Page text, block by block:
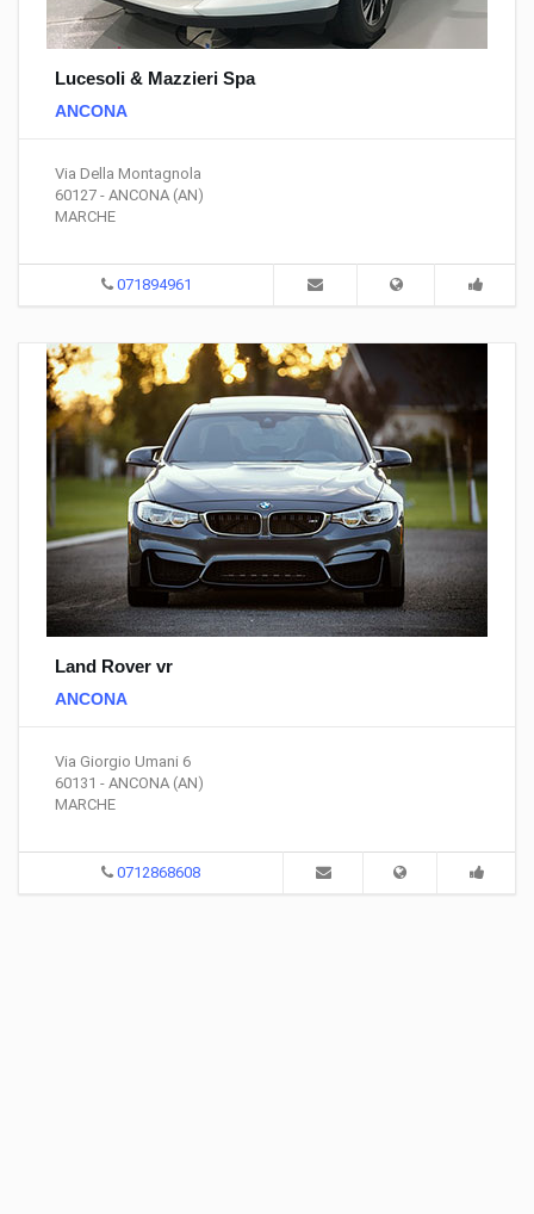
Lucesoli & Mazzieri Spa
ANCONA
Via Della Montagnola
60127 - ANCONA (AN)
MARCHE
071894961
Land Rover vr
ANCONA
Via Giorgio Umani 6
60131 - ANCONA (AN)
MARCHE
0712868608